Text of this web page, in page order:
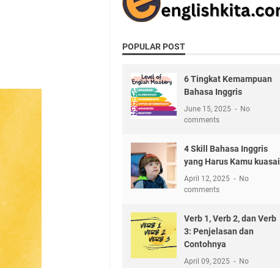
POPULAR POST
6 Tingkat Kemampuan
Bahasa Inggris
June 15, 2025
No
comments
4 Skill Bahasa Inggris
yang Harus Kamu kuasai
April 12, 2025
No
comments
Verb 1, Verb 2, dan Verb
3: Penjelasan dan
Contohnya
April 09, 2025
No